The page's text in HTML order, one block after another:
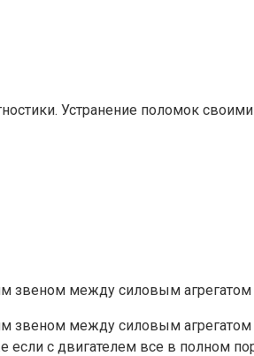
Устранение поломок
звеном между силовым агрегатом
звеном между силовым
если с двигателем все в полном